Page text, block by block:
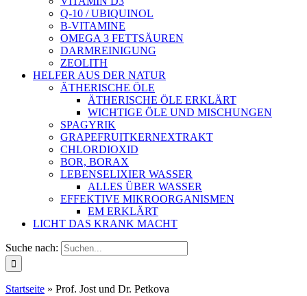
Q-10 / UBIQUINOL
B-VITAMINE
OMEGA 3 FETTSÄUREN
DARMREINIGUNG
ZEOLITH
HELFER AUS DER NATUR
ÄTHERISCHE ÖLE
ÄTHERISCHE ÖLE ERKLÄRT
WICHTIGE ÖLE UND MISCHUNGEN
SPAGYRIK
GRAPEFRUITKERNEXTRAKT
CHLORDIOXID
BOR, BORAX
LEBENSELIXIER WASSER
ALLES ÜBER WASSER
EFFEKTIVE MIKROORGANISMEN
EM ERKLÄRT
LICHT DAS KRANK MACHT
Suche nach:
Startseite » Prof. Jost und Dr. Petkova